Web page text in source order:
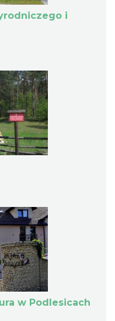
i
w Podlesicach